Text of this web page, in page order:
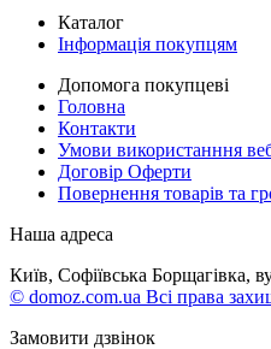
Каталог
Інформація покупцям
Допомога покупцеві
Головна
Контакти
Умови використанння
Договір Оферти
Повернення товарів та
Наша адреса
Київ, Софіївська Борщагівка,
© domoz.com.ua Всі права
Замовити дзвінок